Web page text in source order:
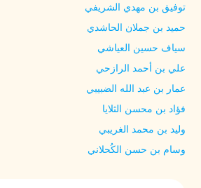
توفيق بن مهدي الشريفي
حميد بن جملان الحاشدي
سياف حسين العياشي
علي بن أحمد الرازحي
عمار بن عبد الله الضبيبي
فؤاد بن محسن الثلايا
وليد بن محمد الغريبي
وسام بن حسن الكُحلاني